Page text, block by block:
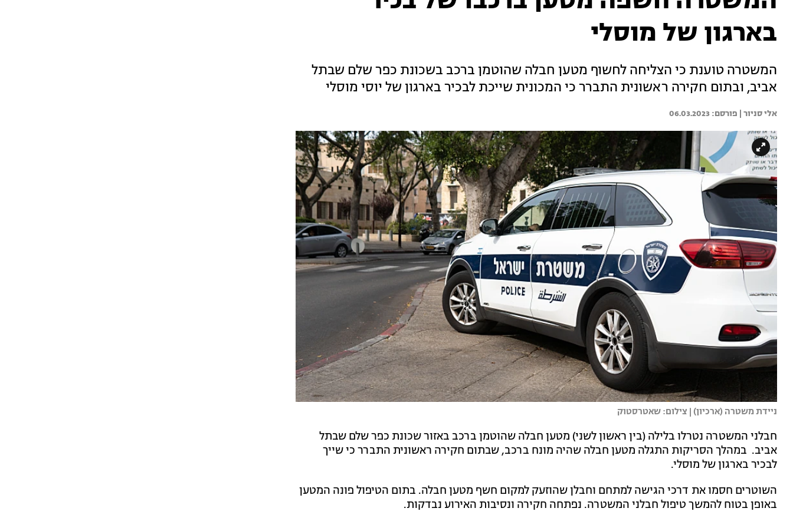
בארגון של מוסלי
המשטרה טוענת כי הצליחה לחשוף מטען חבלה שהוטמן ברכב בשכונת כפר שלם שבתל
אביב, ובתום חקירה ראשונית התברר כי המכונית שייכת לבכיר בארגון של יוסי מוסלי
אלי סניור | 06.03.2023
ניידת משטרה (ארכיון) | צילום: שאטרסטוק
חבלני המשטרה נטרלו בלילה (בין ראשון לשני) מטען חבלה שהוטמן ברכב באזור שכונת כפר שלם שבתל
אביב. במהלך הסריקות התגלה מטען חבלה שהיה מונח ברכב, שבתום חקירה ראשונית התברר כי שייך
לבכיר בארגון של מוסלי.
השוטרים חסמו את דרכי הגישה למתחם וחבלן שהוזעק למקום חשף מטען חבלה. בתום הטיפול פונה המטען
באופן בטוח להמשך טיפול חבלני המשטרה. נפתחה חקירה ונסיבות האירוע נבדקות.